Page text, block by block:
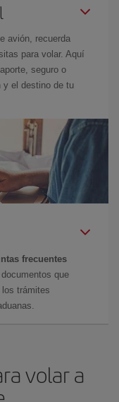
avión, recuerda
para volar. Aquí
seguro o
y el destino de tu
frecuentes
que
trámites
volar a